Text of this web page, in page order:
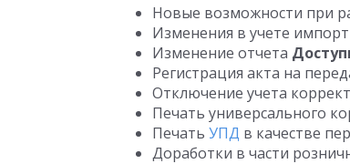
Новые возможности при
Изменения в учете
Изменение отчета
Регистрация акта на
Отключение учета
Печать универсального
Печать УПД в качестве
Доработки в части